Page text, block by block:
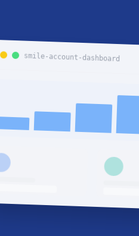
smile-account-dashboard